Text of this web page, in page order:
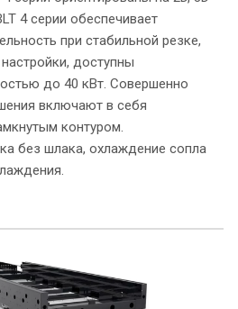
4 серии обеспечивает
при стабильной резке,
доступны
до 40 кВт. Совершенно
включают в себя
контуром.
без шлака, охлаждение сопла